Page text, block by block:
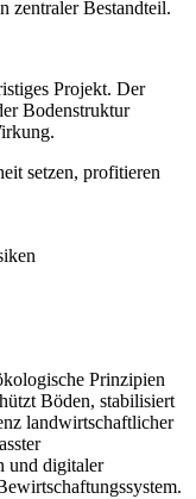
zentraler Bestandteil.
Projekt. Der
Bodenstruktur
setzen, profitieren
Prinzipien
Böden, stabilisiert
landwirtschaftlicher
und digitaler